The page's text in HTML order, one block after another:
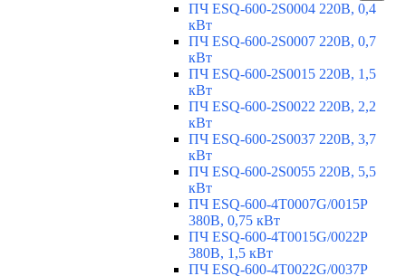
ПЧ ESQ-600-2S0004 220В, 0,4
кВт
ПЧ ESQ-600-2S0007 220В, 0,7
кВт
ПЧ ESQ-600-2S0015 220В, 1,5
кВт
ПЧ ESQ-600-2S0022 220В, 2,2
кВт
ПЧ ESQ-600-2S0037 220В, 3,7
кВт
ПЧ ESQ-600-2S0055 220В, 5,5
кВт
ПЧ ESQ-600-4T0007G/0015P
380В, 0,75 кВт
ПЧ ESQ-600-4T0015G/0022P
380В, 1,5 кВт
ПЧ ESQ-600-4T0022G/0037P